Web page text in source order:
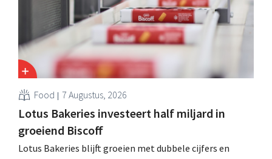
Food 7 Augustus, 2026
Lotus Bakeries investeert half miljard in
groeiend Biscoff
Lotus Bakeries blijft groeien met dubbele cijfers en